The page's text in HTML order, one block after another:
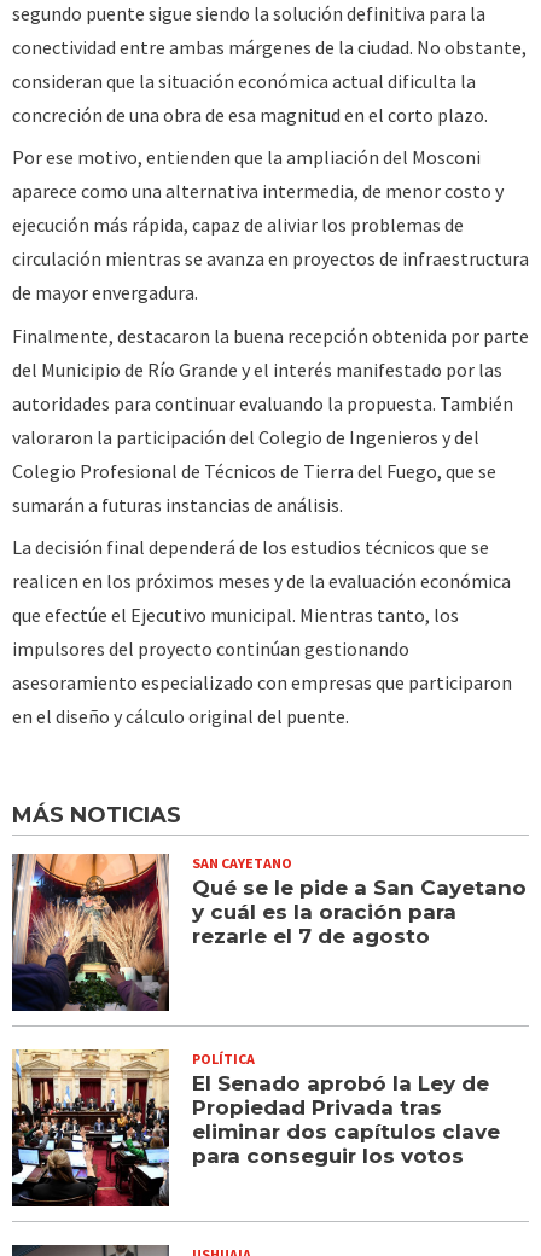
segundo puente sigue siendo la solución definitiva para la
conectividad entre ambas márgenes de la ciudad. No obstante,
consideran que la situación económica actual dificulta la
concreción de una obra de esa magnitud en el corto plazo.
Por ese motivo, entienden que la ampliación del Mosconi
aparece como una alternativa intermedia, de menor costo y
ejecución más rápida, capaz de aliviar los problemas de
circulación mientras se avanza en proyectos de infraestructura
de mayor envergadura.
Finalmente, destacaron la buena recepción obtenida por parte
del Municipio de Río Grande y el interés manifestado por las
autoridades para continuar evaluando la propuesta. También
valoraron la participación del Colegio de Ingenieros y del
Colegio Profesional de Técnicos de Tierra del Fuego, que se
sumarán a futuras instancias de análisis.
La decisión final dependerá de los estudios técnicos que se
realicen en los próximos meses y de la evaluación económica
que efectúe el Ejecutivo municipal. Mientras tanto, los
impulsores del proyecto continúan gestionando
asesoramiento especializado con empresas que participaron
en el diseño y cálculo original del puente.
MÁS NOTICIAS
SAN CAYETANO
Qué se le pide a San Cayetano
y cuál es la oración para
rezarle el 7 de agosto
POLÍTICA
El Senado aprobó la Ley de
Propiedad Privada tras
eliminar dos capítulos clave
para conseguir los votos